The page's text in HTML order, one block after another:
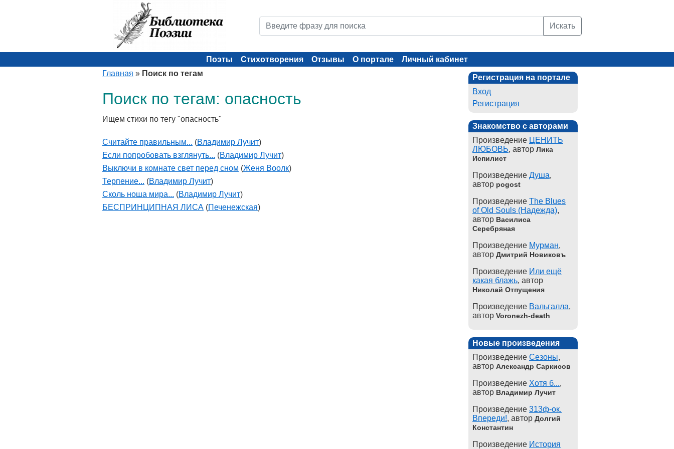
Искать
Поэты Стихотворения Отзывы О портале
Личный кабинет
Главная » Поиск по тегам
Поиск по тегам: опасность
Ищем стихи по тегу "опасность"
Считайте правильным... (Владимир Лучит)
Если попробовать взглянуть... (Владимир Лучит)
Выключи в комнате свет перед сном (Женя Воолк)
Терпение... (Владимир Лучит)
Сколь ноша мира... (Владимир Лучит)
БЕСПРИНЦИПНАЯ ЛИСА (Печенежская)
Регистрация на портале
Вход
Регистрация
Знакомство с авторами
Произведение ЦЕНИТЬ
ЛЮБОВЬ, автор Лика
Испилист
Произведение Душа,
автор pogost
Произведение The Blues
of Old Souls (Надежда),
автор Василиса
Серебряная
Произведение Мурман,
автор Дмитрий Новиковъ
Произведение Или ещё
какая блажь, автор
Николай Отпущения
Произведение Вальгалла,
автор Voronezh-death
Новые произведения
Произведение Сезоны,
автор Александр Саркисов
Произведение Хотя б...,
автор Владимир Лучит
Произведение 313ф-ок.
Впереди!, автор Долгий
Константин
Произведение История